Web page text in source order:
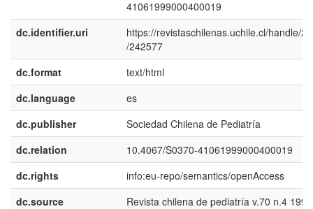
41061999000400019
dc.identifier.uri
https://revistaschilenas.uchile.cl/handle/
/242577
dc.format
text/html
dc.language
es
dc.publisher
Sociedad Chilena de Pediatría
dc.relation
10.4067/S0370-41061999000400019
dc.rights
info:eu-repo/semantics/openAccess
dc.source
Revista chilena de pediatría v.70 n.4 1999